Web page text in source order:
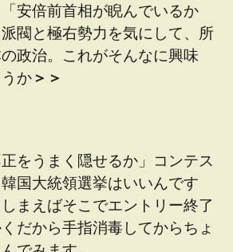
安倍前首相が睨んでいるか
閥と極右勢力を気にして、所
政治。これがそんなに興味
か＞＞
正をうまく隠せるか」コンテス
国大統領選挙はいいんです
まえばそこでエントリー終了
だから手指消毒してからちょ